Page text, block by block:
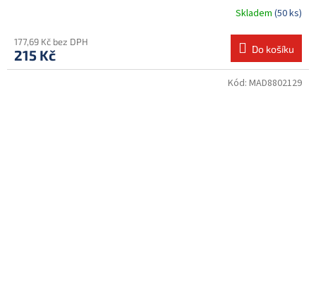
Skladem (50 ks)
177,69 Kč bez DPH
215 Kč Do košíku
Kód: MAD8802129